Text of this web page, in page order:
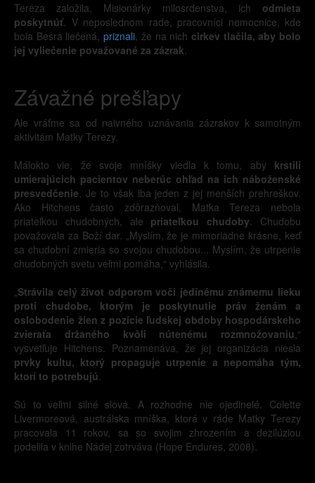
Tereza založila, Misionárky milosrdenstva, ich odmieta
poskytnúť. V neposlednom rade, pracovníci nemocnice, kde
bola Besra liečená,priznali, že na nich cirkev tlačila, aby bolo
jej vyliečenie považované za zázrak.
Závažné prešľapy
Ale vráťme sa od naivného uznávania zázrakov k samotným
aktivitám Matky Terezy.
Málokto vie, že svoje mníšky viedla k tomu, abykrstili
umierajúcich pacientov neberúc ohľad na ich náboženské
presvedčenie. Je to však iba jeden z jej menších prehreškov.
Ako Hitchens často zdôrazňoval, Matka Tereza nebola
priateľkou chudobných, ale priateľkou chudoby. Chudobu
považovala za Boží dar. „Myslím, že je mimoriadne krásne, keď
sa chudobní zmieria so svojou chudobou... Myslím, že utrpenie
chudobných svetu veľmi pomáha,“ vyhlásila.
„Strávila celý život odporom voči jedinému známemu lieku
proti chudobe, ktorým je poskytnutie práv ženám a
oslobodenie žien z pozície ľudskej obdoby hospodárskeho
zvieraťa držaného kvôli nútenému rozmnožovaniu,“
vysvetľuje Hitchens. Poznamenáva, že jej organizácia niesla
prvky kultu, ktorý propaguje utrpenie a nepomáha tým,
ktorí to potrebujú.
Sú to veľmi silné slová. A rozhodne nie ojedinelé. Colette
Livermoreová, austrálska mníška, ktorá v ráde Matky Terezy
pracovala 11 rokov, sa so svojim zhrozením a dezilúziou
podelila v knihe Nádej zotrváva (Hope Endures, 2008).